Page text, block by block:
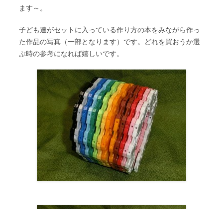
ます～。
子ども達がセットに入っている作り方の本をみながら作っ
た作品の写真（一部となります）です。どれを買おうか選
ぶ時の参考になれば嬉しいです。